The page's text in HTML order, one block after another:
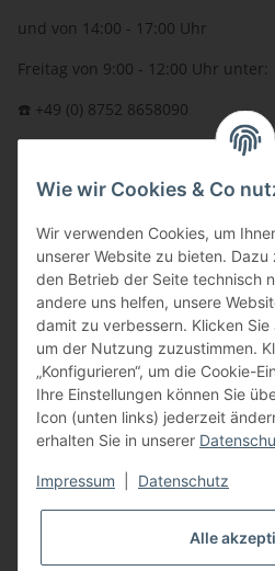
und von 14:00 - 17:00 Uhr
Freitag von 9:00 - 12:00 Uhr unter:
☎️ +49 (0) 8752 8658090
oder über unserKontaktformular
BFT - Autorisierter Fachhändler
Wie wir Cookies & Co
Wir verwenden Cookies, um
unserer Website zu bieten.
den Betrieb der Seite technisch
andere uns helfen, unsere
damit zu verbessern. Klicken Sie
um der Nutzung zuzustimmen.
„Konfigurieren“, um die Cookie-
Ihre Einstellungen können Sie
Icon (unten links) jederzeit
erhalten Sie in unserer
Impressum Datenschutz
Alle